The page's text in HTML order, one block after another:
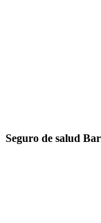
Seguro de salud